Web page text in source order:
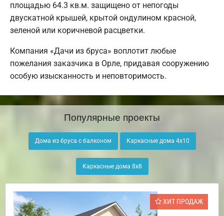
площадью 64.3 кв.м. защищено от непогоды
двускатной крышей, крытой ондулином красной,
зеленой или коричневой расцветки.
Компания «Дачи из бруса» воплотит любые
пожелания заказчика в Орле, придавая сооружению
особую изысканность и неповторимость.
Популярные проекты
Дома из бруса с балконом Каркасные дома 4х10
Каркасные дома 8х8
ХИТ ПРОДАЖ